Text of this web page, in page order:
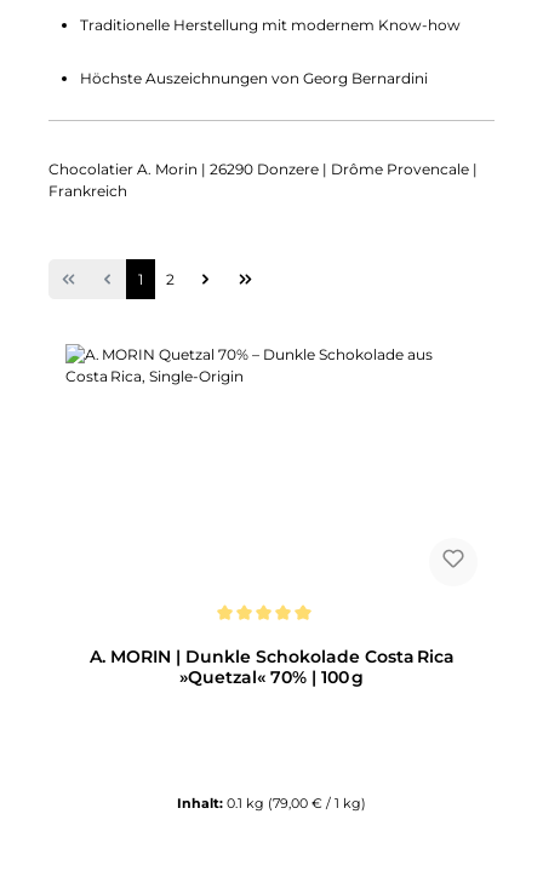
Traditionelle Herstellung mit modernem Know-how
Höchste Auszeichnungen von Georg Bernardini
Chocolatier A. Morin | 26290 Donzere | Drôme Provencale |
Frankreich
Seite
1 Seite
2
A. MORIN | Dunkle Schokolade Costa Rica
»Quetzal« 70% | 100 g
Inhalt: 0.1 kg (79,00 € / 1 kg)